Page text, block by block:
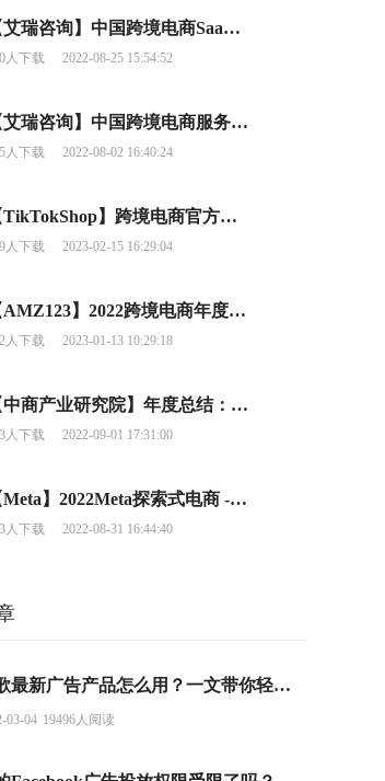
【艾瑞咨询】中国跨境电商SaaS行业研究报告：图将好景
人下载 2022-08-25 15:54:52
【艾瑞咨询】中国跨境电商服务行业趋势报告
人下载 2022-08-02 16:40:24
【TikTokShop】跨境电商官方综合运营手册 新手商家五大必做指南篇
人下载 2023-02-15 16:29:04
【AMZ123】2022跨境电商年度报告
人下载 2023-01-13 10:29:18
【中商产业研究院】年度总结：2021年中国跨境电商市场回顾及2022年发展趋势预测分析
人下载 2022-09-01 17:31:00
【Meta】2022Meta探索式电商 - 跨境电商大促马拉松营销日历
人下载 2022-08-31 16:44:40
谷歌最新广告产品怎么用？一文带你轻松掌握PMax投放要点
03-04 19496人阅读